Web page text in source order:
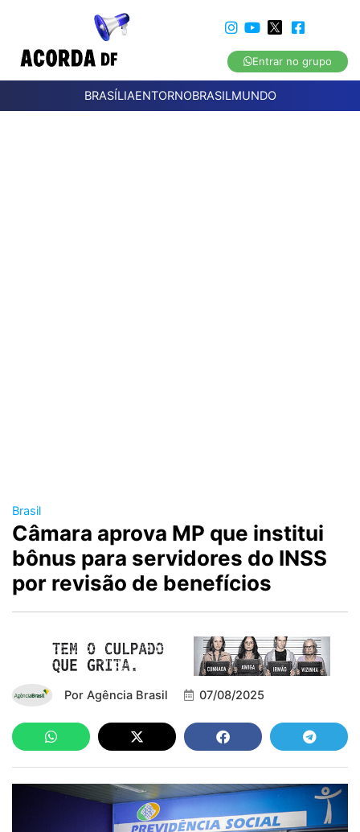
Entrar no grupo
BRASÍLIAENTORNOBRASILMUNDO
Brasil
Câmara aprova MP que institui
bônus para servidores do INSS
por revisão de benefícios
Por Agência Brasil 07/08/2025